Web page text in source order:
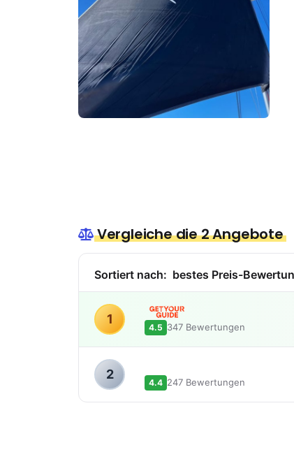
Vergleiche die 2 Angebote
Sortiert nach: bestes Preis-
1
4.5 347 Bewertungen
2
4.4 247 Bewertungen